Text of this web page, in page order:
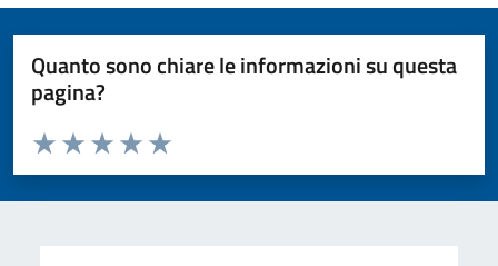
Quanto sono chiare le informazioni su questa
pagina?
Valuta da 1 a 5 stelle la pagina
Valuta 5 stelle su 5
Valuta 4 stelle su 5
Valuta 3 stelle su 5
Valuta 2 stelle su 5
Valuta 1 stelle su 5